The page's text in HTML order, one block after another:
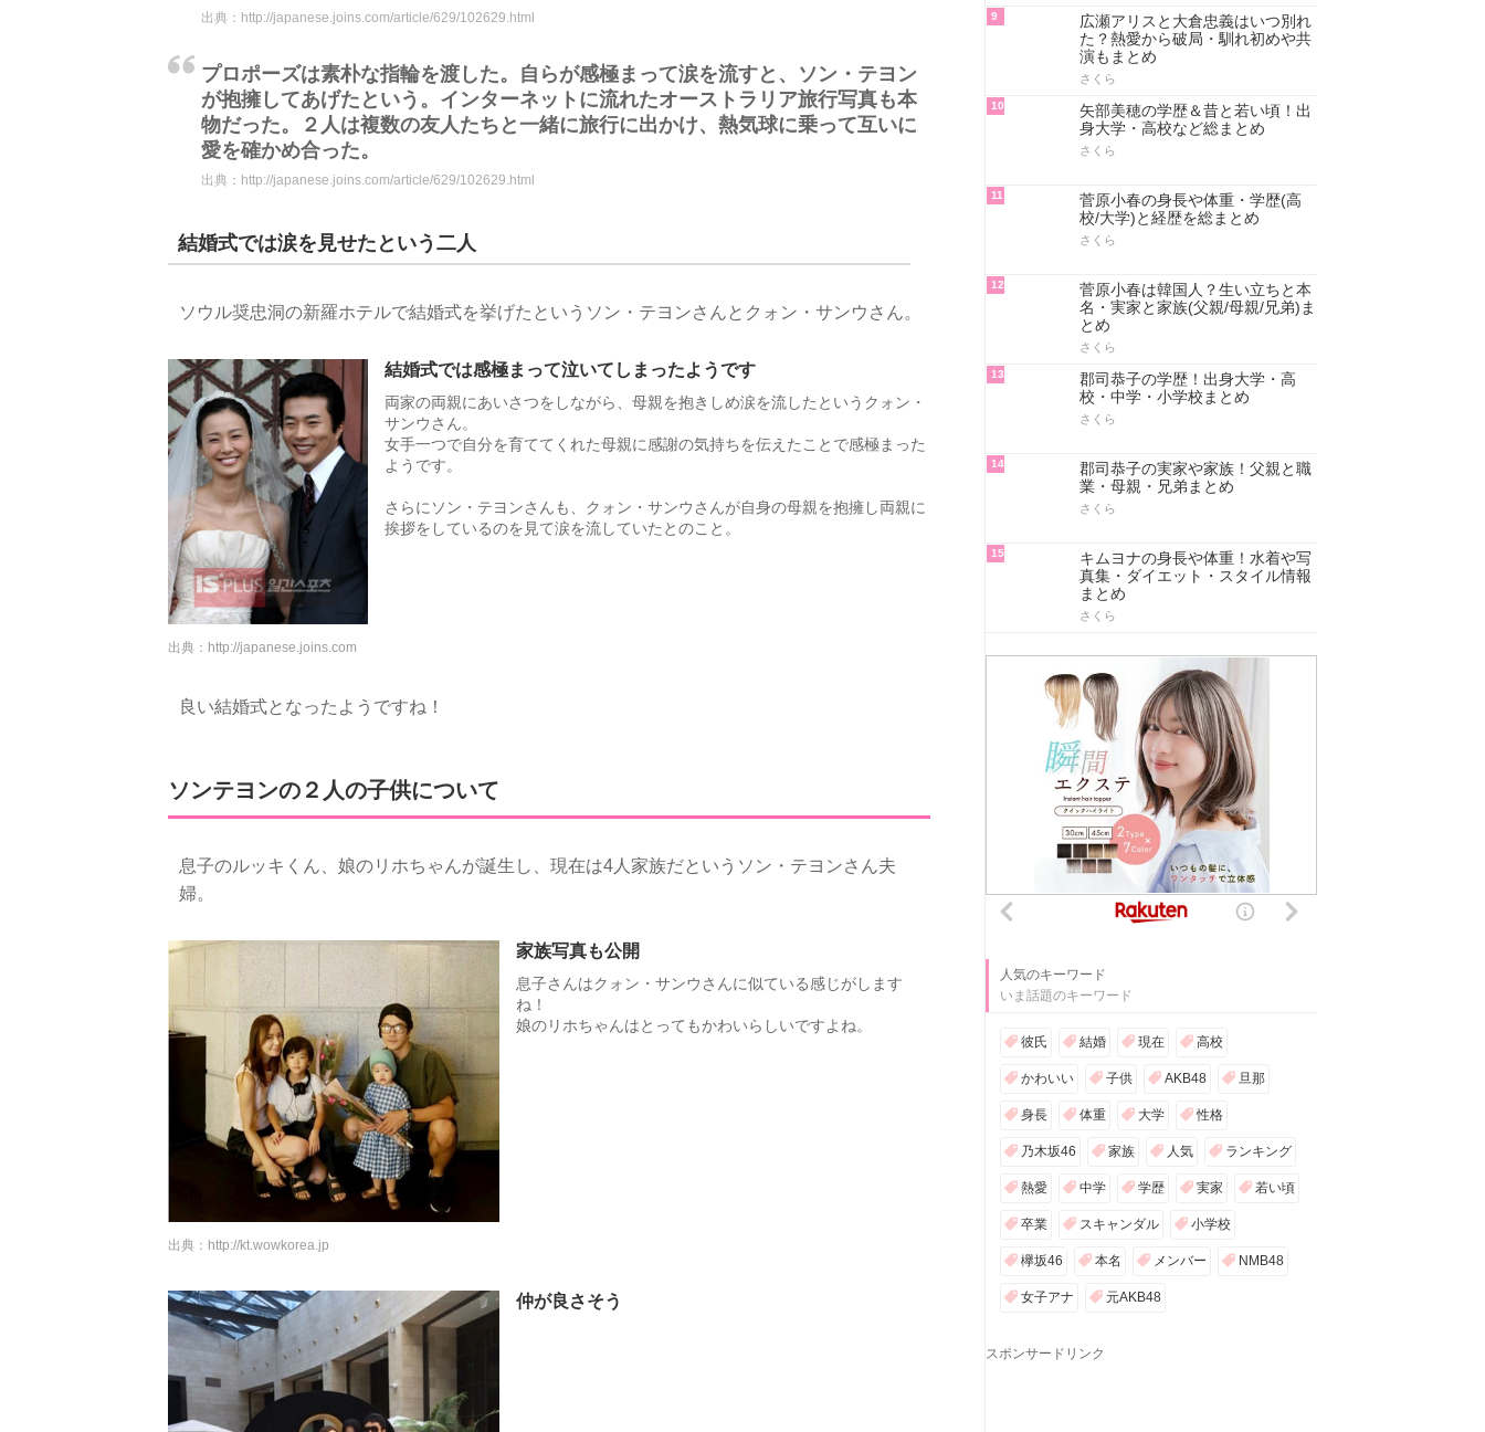
出典： http://japanese.joins.com/article/629/102629.html
プロポーズは素朴な指輪を渡した。自らが感極まって涙を流すと、ソン・テヨン
が抱擁してあげたという。インターネットに流れたオーストラリア旅行写真も本
物だった。２人は複数の友人たちと一緒に旅行に出かけ、熱気球に乗って互いに
愛を確かめ合った。
出典： http://japanese.joins.com/article/629/102629.html
結婚式では涙を見せたという二人
ソウル奨忠洞の新羅ホテルで結婚式を挙げたというソン・テヨンさんとクォン・サンウさん。
結婚式では感極まって泣いてしまったようです
両家の両親にあいさつをしながら、母親を抱きしめ涙を流したというクォン・
サンウさん。
女手一つで自分を育ててくれた母親に感謝の気持ちを伝えたことで感極まった
ようです。
さらにソン・テヨンさんも、クォン・サンウさんが自身の母親を抱擁し両親に
挨拶をしているのを見て涙を流していたとのこと。
出典： http://japanese.joins.com
良い結婚式となったようですね！
ソンテヨンの２人の子供について
息子のルッキくん、娘のリホちゃんが誕生し、現在は4人家族だというソン・テヨンさん夫
婦。
家族写真も公開
息子さんはクォン・サンウさんに似ている感じがします
ね！
娘のリホちゃんはとってもかわいらしいですよね。
出典： http://kt.wowkorea.jp
仲が良さそう
9
広瀬アリスと大倉忠義はいつ別れ
た？熱愛から破局・馴れ初めや共
演もまとめ
さくら
10
矢部美穂の学歴＆昔と若い頃！出
身大学・高校など総まとめ
さくら
11
菅原小春の身長や体重・学歴(高
校/大学)と経歴を総まとめ
さくら
12
菅原小春は韓国人？生い立ちと本
名・実家と家族(父親/母親/兄弟)ま
とめ
さくら
13
郡司恭子の学歴！出身大学・高
校・中学・小学校まとめ
さくら
14
郡司恭子の実家や家族！父親と職
業・母親・兄弟まとめ
さくら
15
キムヨナの身長や体重！水着や写
真集・ダイエット・スタイル情報
まとめ
さくら
人気のキーワード
いま話題のキーワード
彼氏 結婚 現在 高校
かわいい 子供 AKB48 旦那
身長 体重 大学 性格
乃木坂46 家族 人気 ランキング
熱愛 中学 学歴 実家 若い頃
卒業 スキャンダル 小学校
欅坂46 本名 メンバー NMB48
女子アナ 元AKB48
スポンサードリンク